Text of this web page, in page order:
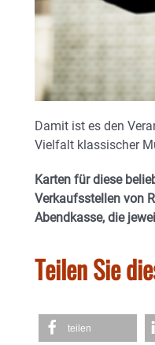
Damit ist es den
Vielfalt klassischer
Karten für diese
Verkaufsstellen von
Abendkasse, die
Teilen Sie
teilen